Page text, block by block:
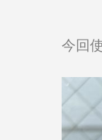
今回